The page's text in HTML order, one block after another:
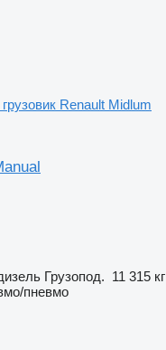
Renault Midlum
Грузопод. 11 315 кг
пневмо